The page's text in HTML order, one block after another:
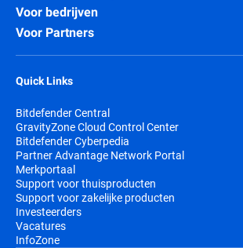
Voor bedrijven
Voor Partners
Quick Links
Bitdefender Central
GravityZone Cloud Control Center
Bitdefender Cyberpedia
Partner Advantage Network Portal
Merkportaal
Support voor thuisproducten
Support voor zakelijke producten
Investeerders
Vacatures
InfoZone